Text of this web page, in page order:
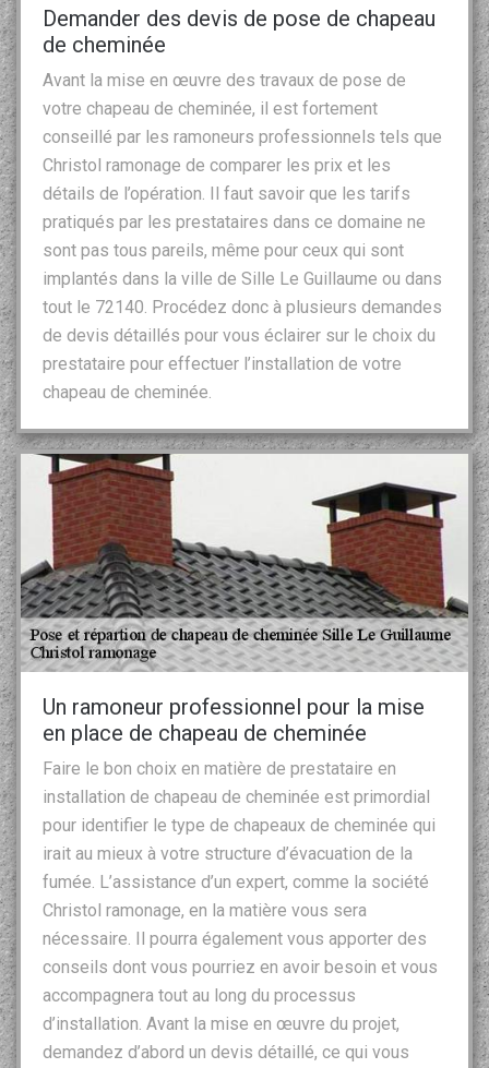
Demander des devis de pose de chapeau
de cheminée
Avant la mise en œuvre des travaux de pose de
votre chapeau de cheminée, il est fortement
conseillé par les ramoneurs professionnels tels que
Christol ramonage de comparer les prix et les
détails de l’opération. Il faut savoir que les tarifs
pratiqués par les prestataires dans ce domaine ne
sont pas tous pareils, même pour ceux qui sont
implantés dans la ville de Sille Le Guillaume ou dans
tout le 72140. Procédez donc à plusieurs demandes
de devis détaillés pour vous éclairer sur le choix du
prestataire pour effectuer l’installation de votre
chapeau de cheminée.
Un ramoneur professionnel pour la mise
en place de chapeau de cheminée
Faire le bon choix en matière de prestataire en
installation de chapeau de cheminée est primordial
pour identifier le type de chapeaux de cheminée qui
irait au mieux à votre structure d’évacuation de la
fumée. L’assistance d’un expert, comme la société
Christol ramonage, en la matière vous sera
nécessaire. Il pourra également vous apporter des
conseils dont vous pourriez en avoir besoin et vous
accompagnera tout au long du processus
d’installation. Avant la mise en œuvre du projet,
demandez d’abord un devis détaillé, ce qui vous